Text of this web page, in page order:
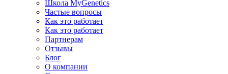
Школа MyGenetics
Частые вопросы
Как это работает
Как это работает
Партнерам
Отзывы
Блог
О компании